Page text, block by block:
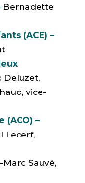
Bernadette
(ACE) –
Deluzet,
vice-
–
Lecerf,
Marc Sauvé,